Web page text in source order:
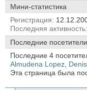
Мини-статистика
Регистрация
Последняя активность
Последние посетители
Последние 4
Almudena Lopez
Эта страница была